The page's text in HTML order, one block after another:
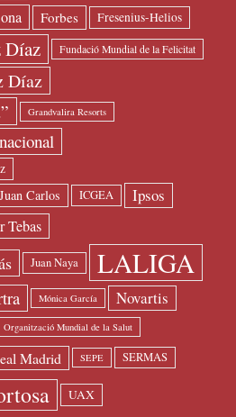
Forbes Fresenius-Helios
Díaz Fundació Mundial de la Felicitat
Díaz
Grandvalira Resorts
Carlos ICGEA Ipsos
Tebas
Juan Naya LALIGA
Mónica García Novartis
Organització Mundial de la Salut
Madrid SEPE SERMAS
UAX